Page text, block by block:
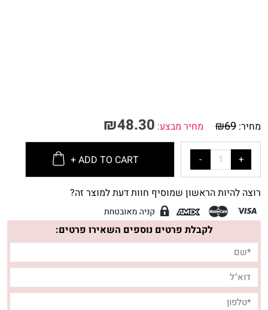
מחיר: ₪69 מחיר מבצע: ₪48.30
ADD TO CART +
רוצה להיות הראשון שמוסיף חוות דעת למוצר זה?
לקבלת פרטים נוספים השאירו פרטים: